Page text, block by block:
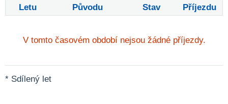
Letu Původu Stav Příjezdu
V tomto časovém období nejsou žádné příjezdy.
* Sdílený let